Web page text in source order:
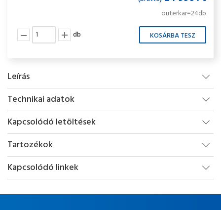
outerkar=24db
db
Leírás
Technikai adatok
Kapcsolódó letöltések
Tartozékok
Kapcsolódó linkek